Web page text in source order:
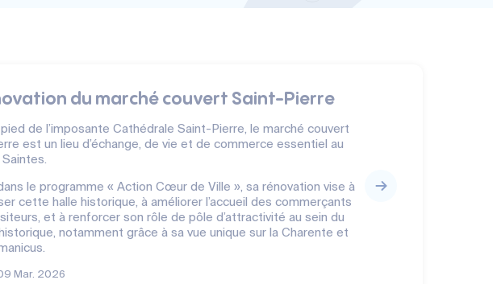
du marché couvert Saint-Pierre
de l’imposante Cathédrale Saint-Pierre, le marché couvert
est un lieu d’échange, de vie et de commerce essentiel au
le programme « Action Cœur de Ville », sa rénovation vise à
cette halle historique, à améliorer l’accueil des commerçants
et à renforcer son rôle de pôle d’attractivité au sein du
notamment grâce à sa vue unique sur la Charente et
Mar. 2026